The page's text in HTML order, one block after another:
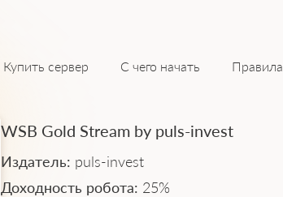
Купить сервер С чего начать Правила
WSB Gold Stream by puls-invest
Издатель: puls-invest
Доходность робота: 25%